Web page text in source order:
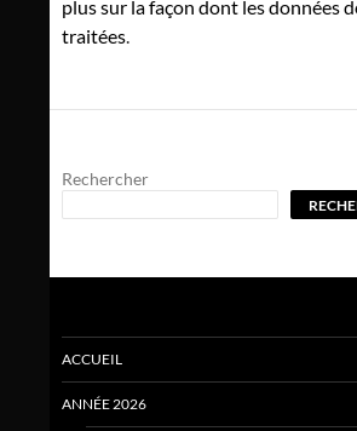
plus sur la façon dont les données
traitées.
Rechercher
ACCUEIL
ANNÉE 2026